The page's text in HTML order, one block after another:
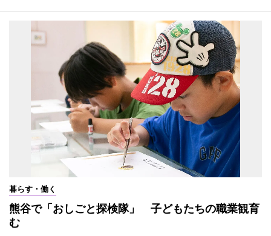
暮らす・働く
熊谷で「おしごと探検隊」 子どもたちの職業観育
む